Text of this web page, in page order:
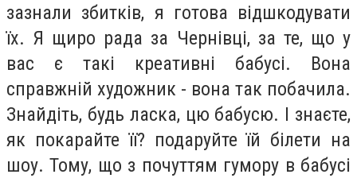
зазнали збитків, я готова відшкодувати
їх. Я щиро рада за Чернівці, за те, що у
вас є такі креативні бабусі. Вона
справжній художник - вона так побачила.
Знайдіть, будь ласка, цю бабусю. І знаєте,
як покарайте її? подаруйте їй білети на
шоу. Тому, що з почуттям гумору в бабусі